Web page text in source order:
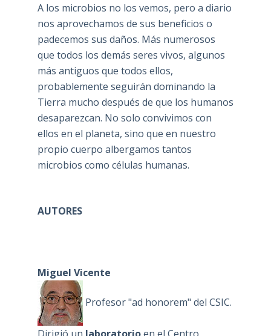
A los microbios no los vemos, pero a diario
nos aprovechamos de sus beneficios o
padecemos sus daños. Más numerosos
que todos los demás seres vivos, algunos
más antiguos que todos ellos,
probablemente seguirán dominando la
Tierra mucho después de que los humanos
desaparezcan. No solo convivimos con
ellos en el planeta, sino que en nuestro
propio cuerpo albergamos tantos
microbios como células humanas.
AUTORES
Miguel Vicente
Profesor "ad honorem" del CSIC.